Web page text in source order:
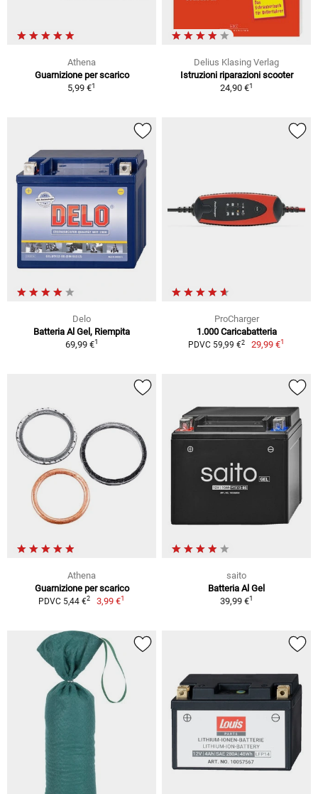
Athena
Guarnizione per scarico
5,99 €1
Delius Klasing Verlag
Istruzioni riparazioni scooter
24,90 €1
Delo
Batteria Al Gel, Riempita
69,99 €1
ProCharger
1.000 Caricabatteria
PDVC 59,99 €2 29,99 €1
Athena
Guarnizione per scarico
PDVC 5,44 €2 3,99 €1
saito
Batteria Al Gel
39,99 €1